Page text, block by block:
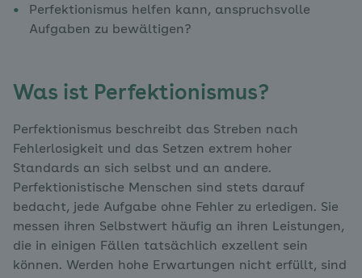
Perfektionismus helfen kann, anspruchsvolle
Aufgaben zu bewältigen?
Was ist Perfektionismus?
Perfektionismus beschreibt das Streben nach
Fehlerlosigkeit und das Setzen extrem hoher
Standards an sich selbst und an andere.
Perfektionistische Menschen sind stets darauf
bedacht, jede Aufgabe ohne Fehler zu erledigen. Sie
messen ihren Selbstwert häufig an ihren Leistungen,
die in einigen Fällen tatsächlich exzellent sein
können. Werden hohe Erwartungen nicht erfüllt, sind